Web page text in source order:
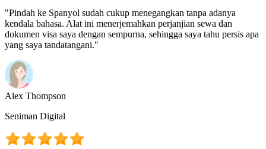
"Pindah ke Spanyol sudah cukup menegangkan tanpa adanya
kendala bahasa. Alat ini menerjemahkan perjanjian sewa dan
dokumen visa saya dengan sempurna, sehingga saya tahu persis apa
yang saya tandatangani."
Alex Thompson
Seniman Digital